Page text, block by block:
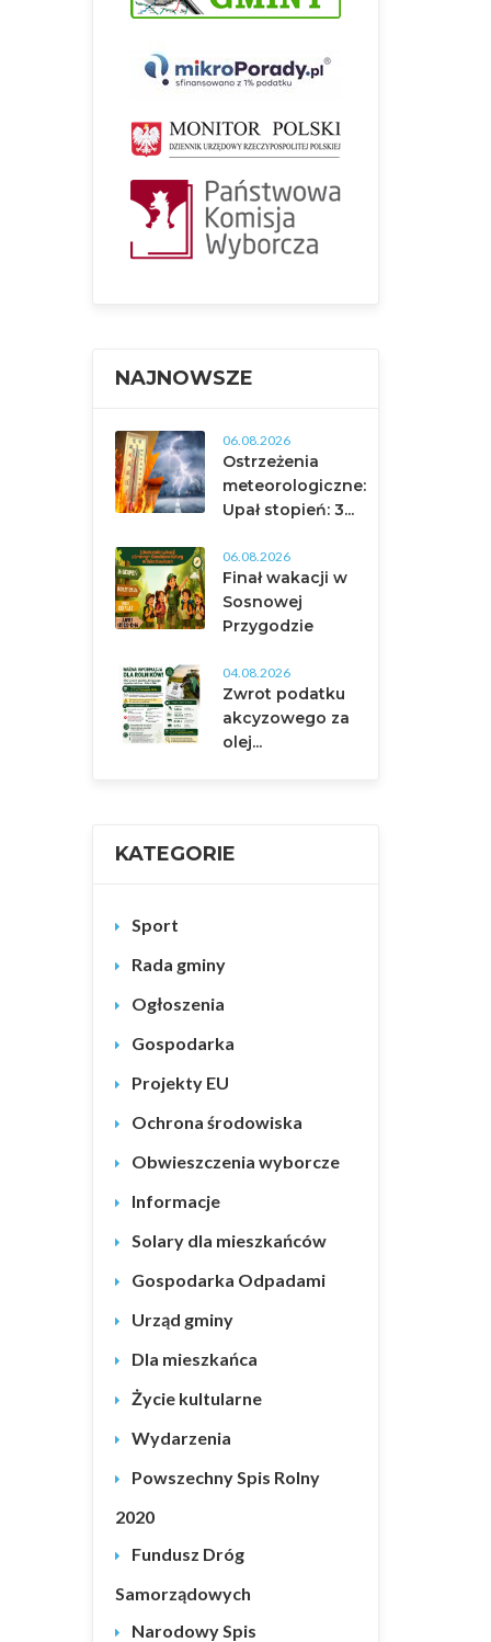
NAJNOWSZE
06.08.2026
Ostrzeżenia
meteorologiczne:
Upał stopień: 3...
06.08.2026
Finał wakacji w
Sosnowej
Przygodzie
04.08.2026
Zwrot podatku
akcyzowego za
olej...
KATEGORIE
Sport
Rada gminy
Ogłoszenia
Gospodarka
Projekty EU
Ochrona środowiska
Obwieszczenia wyborcze
Informacje
Solary dla mieszkańców
Gospodarka Odpadami
Urząd gminy
Dla mieszkańca
Życie kultularne
Wydarzenia
Powszechny Spis Rolny
2020
Fundusz Dróg
Samorządowych
Narodowy Spis